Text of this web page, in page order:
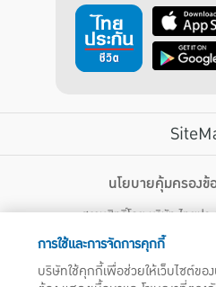
ไทยประกันชีวิต HEALTH CARE
สิทธิพิเศษ
แอปพลิเคชัน ไทยประกันชีวิต
ไทยประกันชีวิตแคร์เซ็นเตอร์
นโยบายคุ้มครอง
สงวนสิทธิ์โดย บริษัท ไทยปร
123 ถนน รัชดาภิเษก แขวงดินแดง เขต
การใช้และการจัดการคุกกี้
บริษัทใช้คุกกี้เพื่อช่วยให้เว็บไซต์ขอ